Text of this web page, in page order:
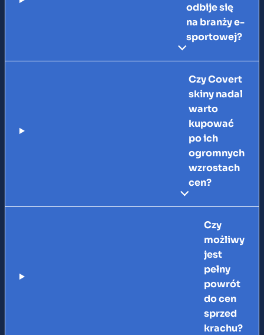
odbije się
na branży e-
sportowej?
Czy Covert
skiny nadal
warto
kupować
po ich
ogromnych
wzrostach
cen?
Czy
możliwy
jest
pełny
powrót
do cen
sprzed
krachu?